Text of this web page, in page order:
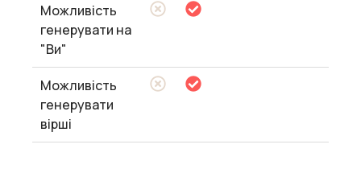
Можливість
генерувати на
"Ви"
Можливість
генерувати
вірші